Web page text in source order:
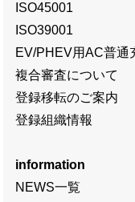
ISO45001
ISO39001
EV/PHEV用AC普通
複合審査について
登録移転のご案内
登録組織情報
information
NEWS一覧